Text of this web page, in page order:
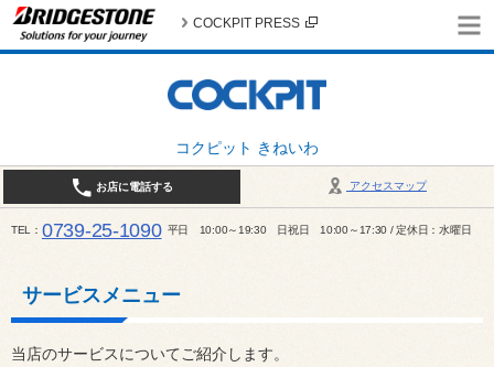
コクピット きねいわ
COCKPIT PRESS
アクセスマップ
お店に電話する
TEL 0739-25-1090 平日 10:00～19:30 日祝日 10:00～17:30 / 定休日：水曜日
サービスメニュー
当店のサービスについてご紹介します。